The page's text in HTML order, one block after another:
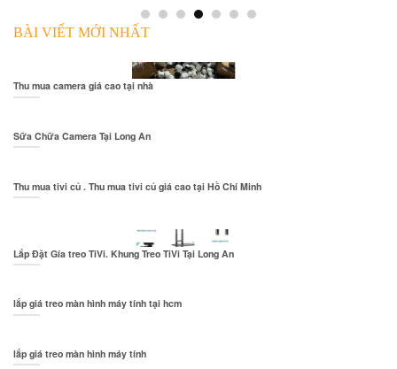
BÀI VIẾT MỚI NHẤT
Thu mua camera giá cao tại nhà
Sữa Chữa Camera Tại Long An
Thu mua tivi củ . Thu mua tivi củ giá cao tại Hồ Chí Minh
Lắp Đặt Gía treo TiVi. Khung Treo TiVi Tại Long An
lắp giá treo màn hình máy tính tại hcm
lắp giá treo màn hình máy tính